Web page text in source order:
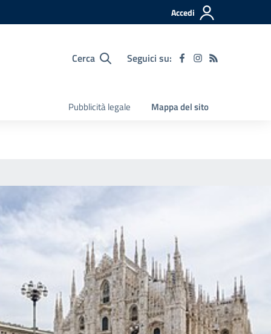
Accedi
Cerca Seguici su:
Pubblicità legale Mappa del sito